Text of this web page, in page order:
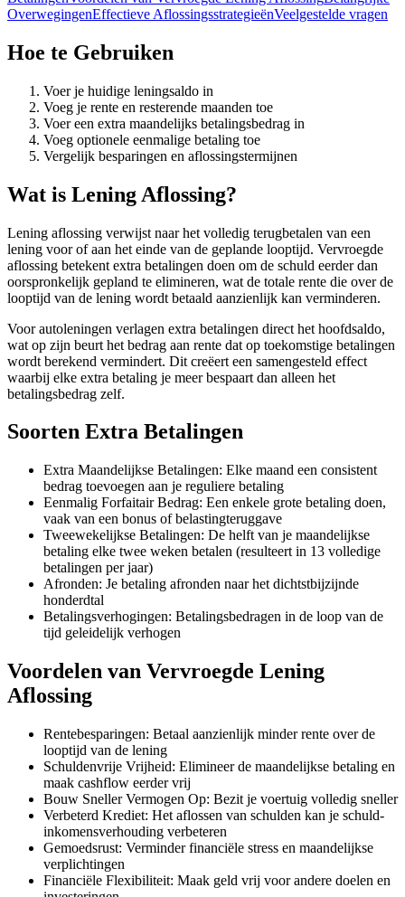
OverwegingenEffectieve AflossingsstrategieënVeelgestelde vragen
Hoe te Gebruiken
Voer je huidige leningsaldo in
Voeg je rente en resterende maanden toe
Voer een extra maandelijks betalingsbedrag in
Voeg optionele eenmalige betaling toe
Vergelijk besparingen en aflossingstermijnen
Wat is Lening Aflossing?
Lening aflossing verwijst naar het volledig terugbetalen van een
lening voor of aan het einde van de geplande looptijd. Vervroegde
aflossing betekent extra betalingen doen om de schuld eerder dan
oorspronkelijk gepland te elimineren, wat de totale rente die over de
looptijd van de lening wordt betaald aanzienlijk kan verminderen.
Voor autoleningen verlagen extra betalingen direct het hoofdsaldo,
wat op zijn beurt het bedrag aan rente dat op toekomstige betalingen
wordt berekend vermindert. Dit creëert een samengesteld effect
waarbij elke extra betaling je meer bespaart dan alleen het
betalingsbedrag zelf.
Soorten Extra Betalingen
Extra Maandelijkse Betalingen: Elke maand een consistent
bedrag toevoegen aan je reguliere betaling
Eenmalig Forfaitair Bedrag: Een enkele grote betaling doen,
vaak van een bonus of belastingteruggave
Tweewekelijkse Betalingen: De helft van je maandelijkse
betaling elke twee weken betalen (resulteert in 13 volledige
betalingen per jaar)
Afronden: Je betaling afronden naar het dichtstbijzijnde
honderdtal
Betalingsverhogingen: Betalingsbedragen in de loop van de
tijd geleidelijk verhogen
Voordelen van Vervroegde Lening
Aflossing
Rentebesparingen: Betaal aanzienlijk minder rente over de
looptijd van de lening
Schuldenvrije Vrijheid: Elimineer de maandelijkse betaling en
maak cashflow eerder vrij
Bouw Sneller Vermogen Op: Bezit je voertuig volledig sneller
Verbeterd Krediet: Het aflossen van schulden kan je schuld-
inkomensverhouding verbeteren
Gemoedsrust: Verminder financiële stress en maandelijkse
verplichtingen
Financiële Flexibiliteit: Maak geld vrij voor andere doelen en